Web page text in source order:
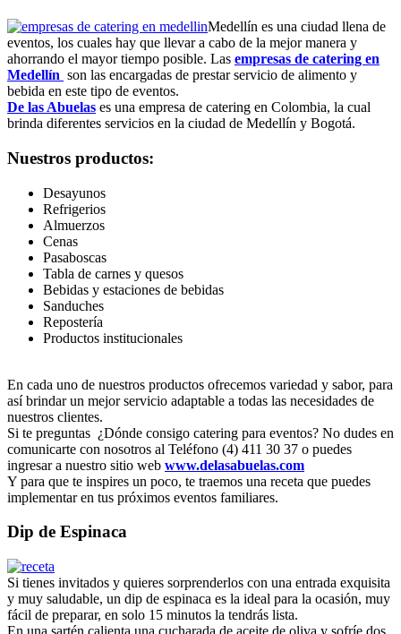
Medellín es una ciudad llena de
eventos, los cuales hay que llevar a cabo de la mejor manera y
ahorrando el mayor tiempo posible. Las empresas de catering en
Medellín son las encargadas de prestar servicio de alimento y
bebida en este tipo de eventos.
De las Abuelas es una empresa de catering en Colombia, la cual
brinda diferentes servicios en la ciudad de Medellín y Bogotá.
Nuestros productos:
Desayunos
Refrigerios
Almuerzos
Cenas
Pasaboscas
Tabla de carnes y quesos
Bebidas y estaciones de bebidas
Sanduches
Repostería
Productos institucionales
En cada uno de nuestros productos ofrecemos variedad y sabor, para
así brindar un mejor servicio adaptable a todas las necesidades de
nuestros clientes.
Si te preguntas ¿Dónde consigo catering para eventos? No dudes en
comunicarte con nosotros al Teléfono (4) 411 30 37 o puedes
ingresar a nuestro sitio web www.delasabuelas.com
Y para que te inspires un poco, te traemos una receta que puedes
implementar en tus próximos eventos familiares.
Dip de Espinaca
Si tienes invitados y quieres sorprenderlos con una entrada exquisita
y muy saludable, un dip de espinaca es la ideal para la ocasión, muy
fácil de preparar, en solo 15 minutos la tendrás lista.